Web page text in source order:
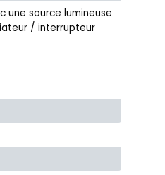
une source lumineuse
/ interrupteur